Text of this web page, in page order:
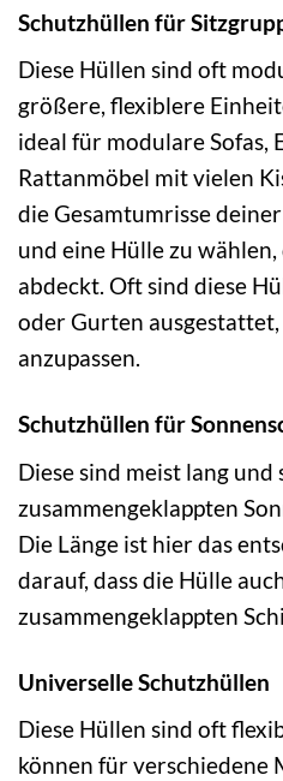
Schutzhüllen für
Diese Hüllen sind oft
größere, flexiblere
ideal für modulare Sofas,
Rattanmöbel mit vielen
die Gesamtumrisse
und eine Hülle zu
abdeckt. Oft sind diese
oder Gurten ausgestattet,
anzupassen.
Schutzhüllen für
Diese sind meist lang und
zusammengeklappten
Die Länge ist hier das
darauf, dass die Hülle
zusammengeklappten
Universelle Schutzhüllen
Diese Hüllen sind oft
können für verschiedene